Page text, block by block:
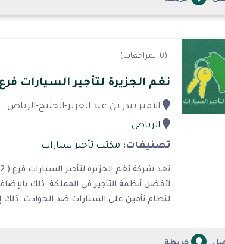
(0 المراجعات)
نغم الجزيرة لتأجير السيارات فرع (
الامير بندر بن عبد العزيز-الخليج-الرياض
الرياض
تصنيفات: مكتب تأجير سيارات
لأفضل أنظمة التأجير في المملكة. ذلك
لنظام تأمين على السيارات ضد الحوادث. ذلك